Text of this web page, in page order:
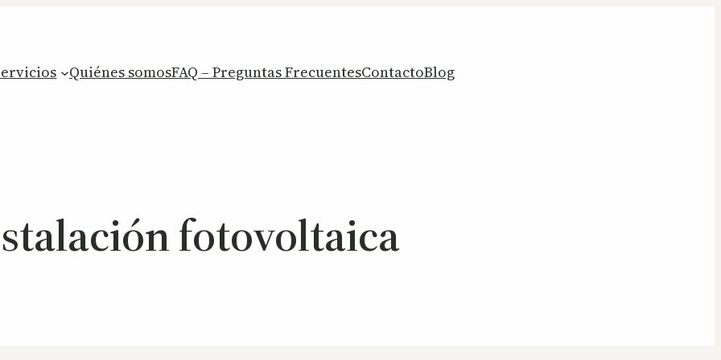
Quiénes somosFAQ – Preguntas FrecuentesContactoBlog
fotovoltaica